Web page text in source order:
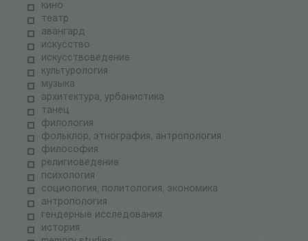
кино
театр
авангард
искусство
искусствоведение
культурология
музыка
архитектура, урбанистика
танец
филология
фольклор, этнография, антропология
философия
религиоведение
психология
социология, политология, экономика
антропология
гендерные исследования
история